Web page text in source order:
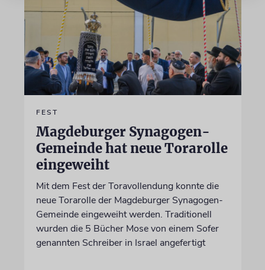
FEST
Magdeburger Synagogen-
Gemeinde hat neue Torarolle
eingeweiht
Mit dem Fest der Toravollendung konnte die
neue Torarolle der Magdeburger Synagogen-
Gemeinde eingeweiht werden. Traditionell
wurden die 5 Bücher Mose von einem Sofer
genannten Schreiber in Israel angefertigt